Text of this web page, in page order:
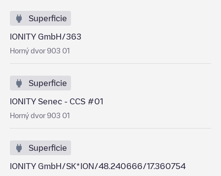
Superficie
IONITY GmbH/363
Horný dvor 903 01
Superficie
IONITY Senec - CCS #01
Horný dvor 903 01
Superficie
IONITY GmbH/SK*ION/48.240666/17.360754